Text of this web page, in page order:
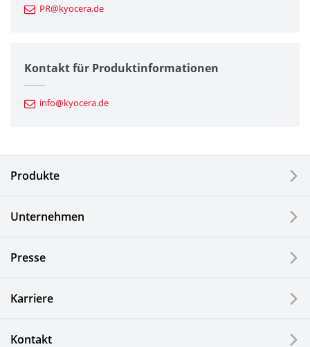
Feinkeramik-Komponenten
Automotive Komponenten
Elektronische Komponenten & Geräte
Optische Komponenten
Photovoltaiksysteme
PR@kyocera.de
Kontakt für Produktinformationen
info@kyocera.de
Produkte
Unternehmen
Presse
Karriere
Kontakt